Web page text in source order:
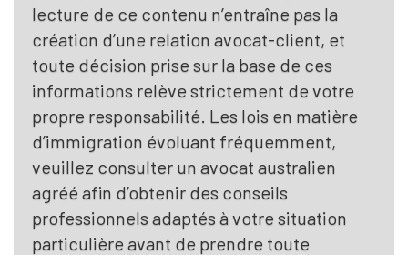
lecture de ce contenu n’entraîne pas la
création d’une relation avocat-client, et
toute décision prise sur la base de ces
informations relève strictement de votre
propre responsabilité. Les lois en matière
d’immigration évoluant fréquemment,
veuillez consulter un avocat australien
agréé afin d’obtenir des conseils
professionnels adaptés à votre situation
particulière avant de prendre toute